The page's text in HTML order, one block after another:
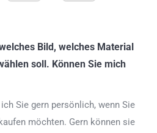
Bild, welches Material
soll. Können Sie mich
Sie gern persönlich, wenn Sie
möchten. Gern können sie